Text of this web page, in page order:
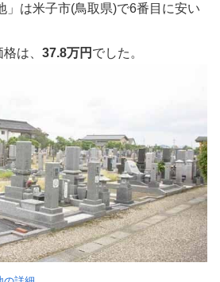
」は米子市(鳥取県)で6番目に安い
は、 37.8万円 でした。